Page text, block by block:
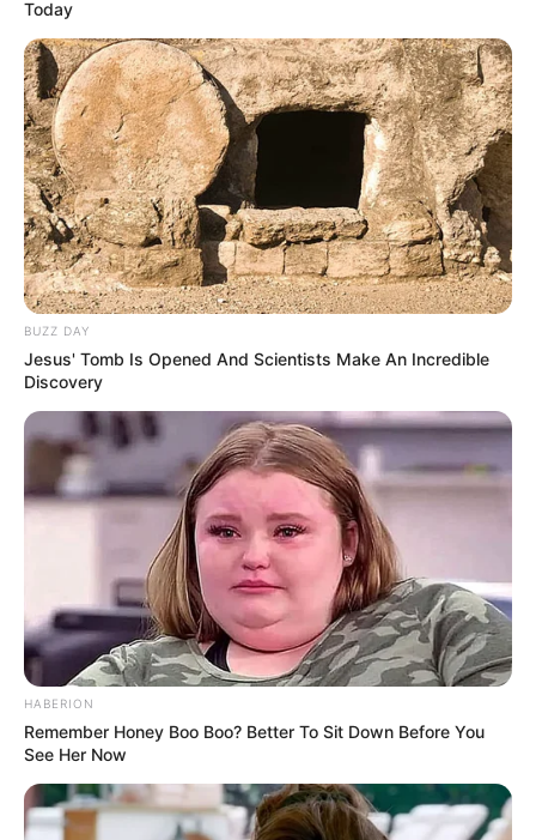
Today
BUZZ DAY
Jesus' Tomb Is Opened And Scientists Make An Incredible
Discovery
HABERION
Remember Honey Boo Boo? Better To Sit Down Before You
See Her Now